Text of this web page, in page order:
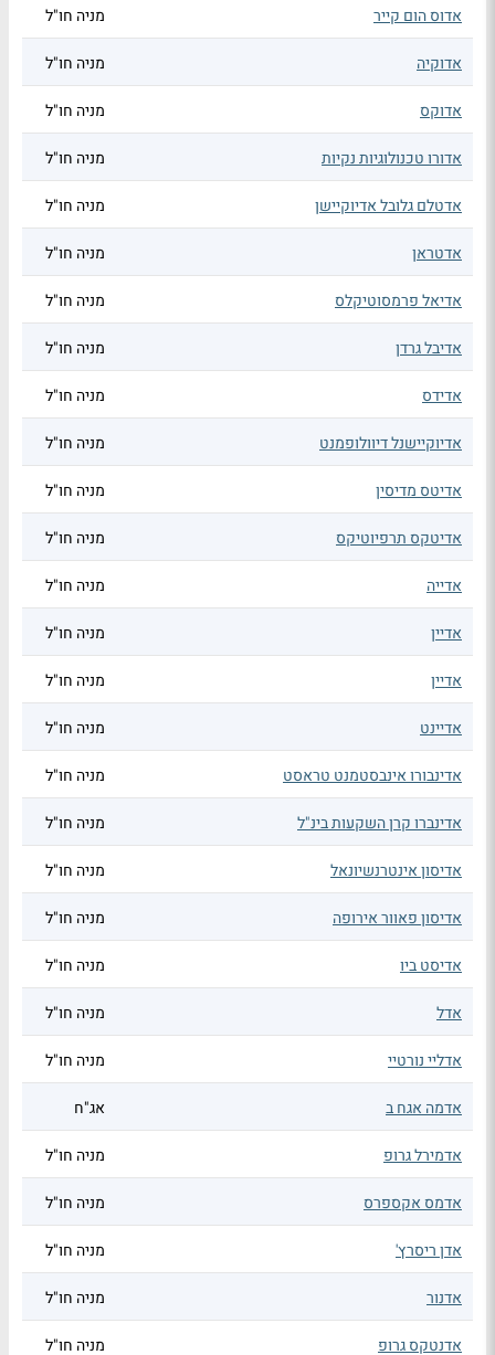
אדוס הום קייר מניה חו"ל
אדוקיה מניה חו"ל
אדוקס מניה חו"ל
אדורו טכנולוגיות נקיות מניה חו"ל
אדטלם גלובל אדיוקיישן מניה חו"ל
אדטראן מניה חו"ל
אדיאל פרמסוטיקלס מניה חו"ל
אדיבל גרדן מניה חו"ל
אדידס מניה חו"ל
אדיוקיישנל דיוולופמנט מניה חו"ל
אדיטס מדיסין מניה חו"ל
אדיטקס תרפיוטיקס מניה חו"ל
אדייה מניה חו"ל
אדיין מניה חו"ל
אדיין מניה חו"ל
אדיינט מניה חו"ל
אדינבורו אינבסטמנט טראסט מניה חו"ל
אדינברו קרן השקעות בינ"ל מניה חו"ל
אדיסון אינטרנשיונאל מניה חו"ל
אדיסון פאוור אירופה מניה חו"ל
אדיסט ביו מניה חו"ל
אדל מניה חו"ל
אדליי נורטיי מניה חו"ל
אדמה אגח ב אג"ח
אדמירל גרופ מניה חו"ל
אדמס אקספרס מניה חו"ל
אדן ריסרץ' מניה חו"ל
אדנור מניה חו"ל
אדנטקס גרופ מניה חו"ל